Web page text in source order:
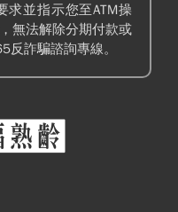
求並指示您至ATM操
無法解除分期付款或
反詐騙諮詢專線。